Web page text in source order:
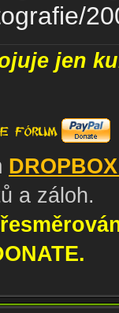
jen
a záloh.